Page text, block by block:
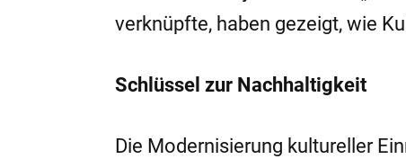
verknüpfte, haben gezeigt, wie
Schlüssel zur Nachhaltigkeit
Die Modernisierung kultureller